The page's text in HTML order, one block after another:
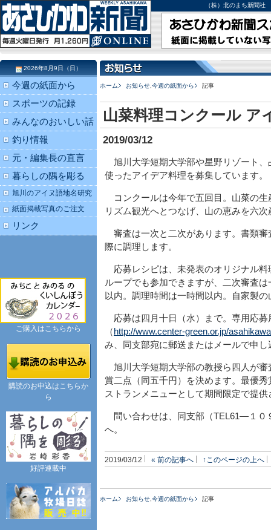
（株）北のまち新聞
ホーム お知らせ 今週の紙面から 記事
山菜料理コンクール ア
2019/03/12
旭川大学短期大学部や星野リゾート、
使ったアイデア料理を募集しています。
コンクールは今年で五回目。山菜の生
リズム観光へとつなげ、山の恵みを六
審査は一次と二次があります。書類審
際に調理します。
応募レシピは、未発表のオリジナル料
ループでも参加できますが、二次審査
以内。調理時間は一時間以内。自家製
応募は四月十日（水）まで。専用応募
（ http://www.center-green.or.jp/
み、同支部宛に郵送またはメールで申
旭川大学短期大学部の教授ら四人が審
賞二点（同五千円）を決めます。最優
ストランメニューとして期間限定で提供
問い合わせは、同支部（TEL61―１０
へ。
2019/03/12 « 前の記事へ ↑このページの上へ
ホーム お知らせ 今週の紙面から 記事
2026年8月9日（日）
今週の紙面から
スポーツの記録
みんなのおいしい話
釣り情報
元・編集長の直言
暮らしの隅を彫る
旭川のアイヌ語地名研究
紙面掲載写真のご注文
リンク
ご購入はこちらから
購読のお申込はこちらか
ら
好評連載中